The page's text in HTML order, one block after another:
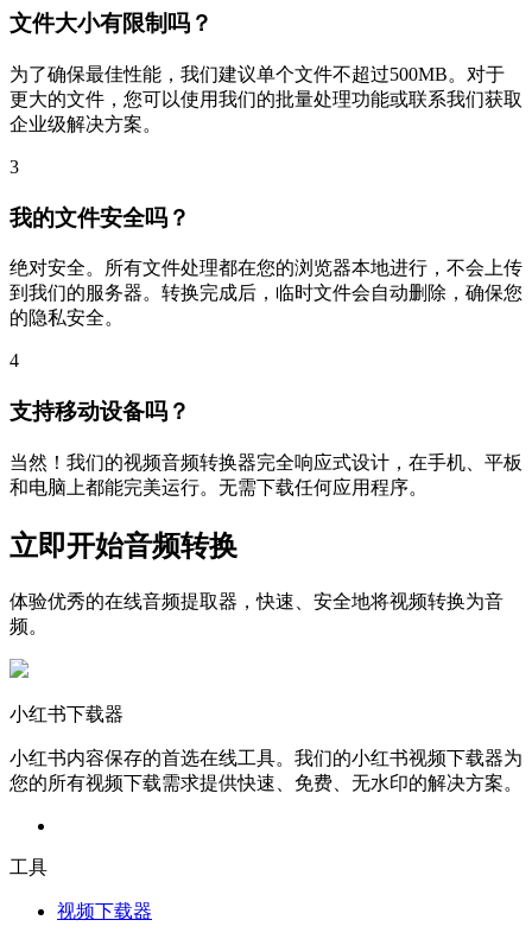
文件大小有限制吗？
为了确保最佳性能，我们建议单个文件不超过500MB。对于
更大的文件，您可以使用我们的批量处理功能或联系我们获取
企业级解决方案。
3
我的文件安全吗？
绝对安全。所有文件处理都在您的浏览器本地进行，不会上传
到我们的服务器。转换完成后，临时文件会自动删除，确保您
的隐私安全。
4
支持移动设备吗？
当然！我们的视频音频转换器完全响应式设计，在手机、平板
和电脑上都能完美运行。无需下载任何应用程序。
立即开始音频转换
体验优秀的在线音频提取器，快速、安全地将视频转换为音
频。
小红书下载器
小红书内容保存的首选在线工具。我们的小红书视频下载器为
您的所有视频下载需求提供快速、免费、无水印的解决方案。
工具
视频下载器